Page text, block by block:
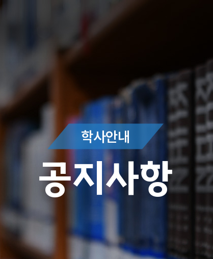
학사안내
공지사항